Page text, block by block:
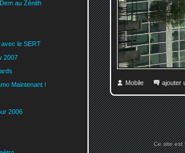
Mobile ajouter
au Zénith
le SERT
2007
Maintenant !
2006
Ce site est